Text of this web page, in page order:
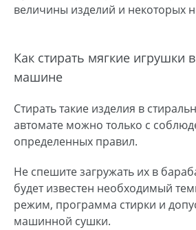
величины изделий и некоторых
Как стирать мягкие игрушки
машине
Стирать такие изделия в
автомате можно только с
определенных правил.
Не спешите загружать их в
будет известен необходимый
режим, программа стирки и
машинной сушки.